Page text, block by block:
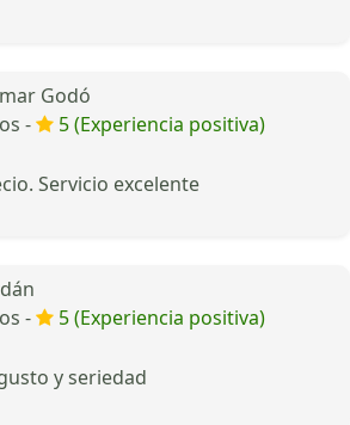
Godó
-
5 (Experiencia positiva)
Servicio excelente
-
5 (Experiencia positiva)
y seriedad